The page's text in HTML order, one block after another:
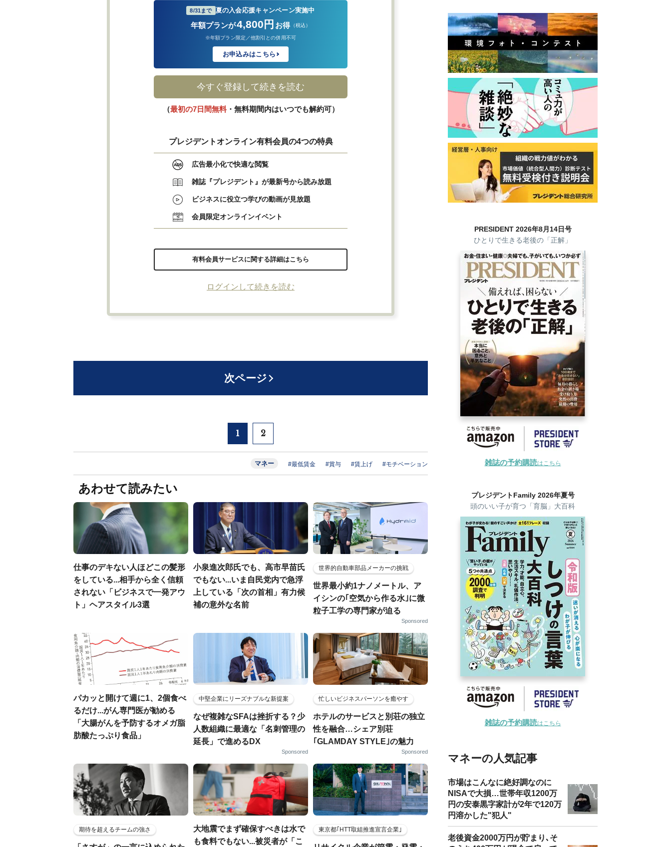
8/31まで 夏の入会応援キャンペーン実施中
年額プランが4,800円 お得 （税込）
※年額プラン限定／他割引との併用不可
お申込みはこちら
今すぐ登録して続きを読む
（最初の7日間無料・無料期間内はいつでも解約可）
プレジデントオンライン有料会員の4つの特典
広告最小化で快適な閲覧
雑誌『プレジデント』が最新号から読み放題
ビジネスに役立つ学びの動画が見放題
会員限定オンラインイベント
有料会員サービスに関する詳細はこちら
ログインして続きを読む
次ページ
1 2
マネー #最低賃金 #賞与 #賃上げ #モチベーション
あわせて読みたい
仕事のデキない人ほどこの髪形
をしている...相手から全く信頼
されない「ビジネスで一発アウ
ト」ヘアスタイル3選
小泉進次郎氏でも、高市早苗氏
でもない...いま自民党内で急浮
上している「次の首相」有力候
補の意外な名前
世界的自動車部品メーカーの挑戦
世界最小約1ナノメートル、ア
イシンの｢空気から作る水｣に微
粒子工学の専門家が迫る
Sponsored
パカッと開けて週に1、2個食べ
るだけ...がん専門医が勧める
「大腸がんを予防するオメガ脂
肪酸たっぷり食品」
中堅企業にリーズナブルな新提案
なぜ複雑なSFAは挫折する？少
人数組織に最適な「名刺管理の
延長」で進めるDX
Sponsored
忙しいビジネスパーソンを癒やす
ホテルのサービスと別荘の独立
性を融合…シェア別荘
｢GLAMDAY STYLE｣の魅力
Sponsored
期待を超えるチームの強さ
大地震でまず確保すべきは水で
も食料でもない...被災者が「こ
東京都｢HTT取組推進宣言企業｣
PRESIDENT 2026年8月14日号
ひとりで生きる老後の「正解」
雑誌の予約購読はこちら
プレジデントFamily 2026年夏号
頭のいい子が育つ「育脳」大百科
雑誌の予約購読はこちら
マネーの人気記事
市場はこんなに絶好調なのに
NISAで大損…世帯年収1200万
円の安泰黒字家計が2年で120万
円溶かした"犯人"
老後資金2000万円が貯まり､そ